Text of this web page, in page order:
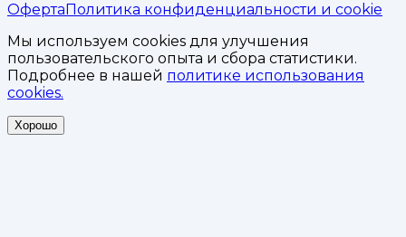
ОфертаПолитика конфиденциальности и cookie
Мы используем cookies для улучшения
пользовательского опыта и сбора статистики.
Подробнее в нашей политике использования
cookies.
Хорошо